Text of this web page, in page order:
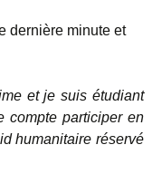
dernière minute et
et je suis étudiant
compte participer en
humanitaire réservé